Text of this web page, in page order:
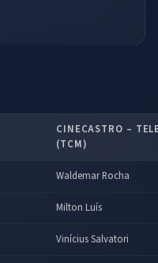
CINECASTRO –
(TCM)
Waldemar Rocha
Milton Luís
Vinícius Salvatori